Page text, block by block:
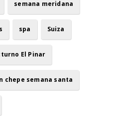
semana meridana
spa Suiza
El Pinar
chepe semana santa